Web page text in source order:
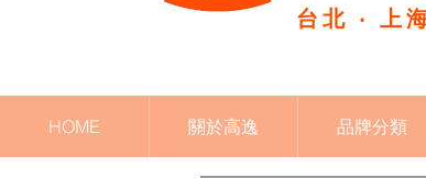
台北 ‧ 上
HOME 關於高逸 品牌分類